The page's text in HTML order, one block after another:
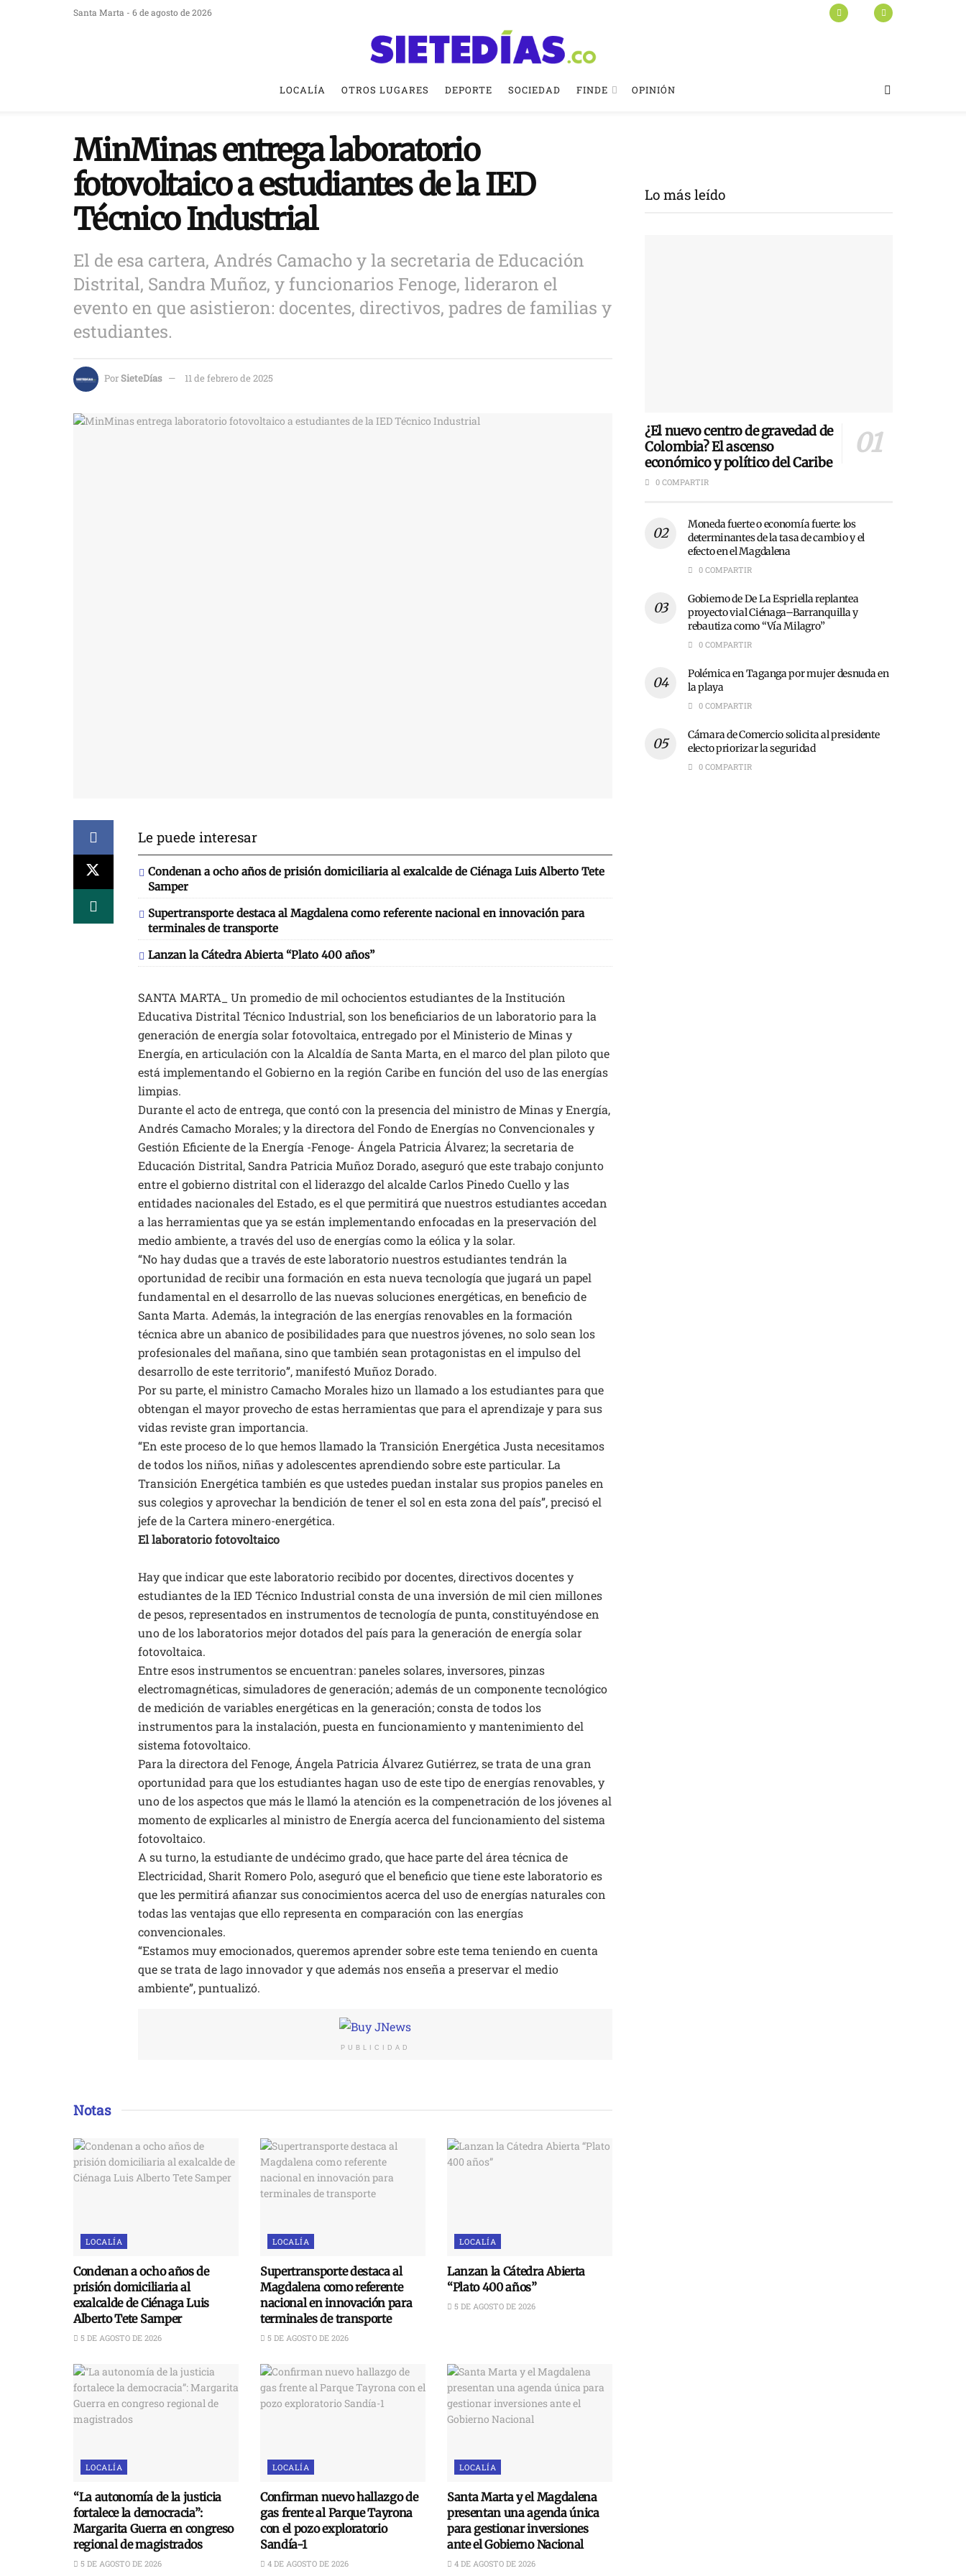
Santa Marta - 6 de agosto de 2026
LOCALÍA OTROS LUGARES DEPORTE SOCIEDAD FINDE OPINIÓN
MinMinas entrega laboratorio
fotovoltaico a estudiantes de la IED
Técnico Industrial
El de esa cartera, Andrés Camacho y la secretaria de Educación
Distrital, Sandra Muñoz, y funcionarios Fenoge, lideraron el
evento en que asistieron: docentes, directivos, padres de familias y
estudiantes.
PorSieteDías 11 de febrero de 2025
Le puede interesar
Condenan a ocho años de prisión domiciliaria al exalcalde de Ciénaga Luis Alberto Tete
Samper
Supertransporte destaca al Magdalena como referente nacional en innovación para
terminales de transporte
Lanzan la Cátedra Abierta “Plato 400 años”
SANTA MARTA_ Un promedio de mil ochocientos estudiantes de la Institución
Educativa Distrital Técnico Industrial, son los beneficiarios de un laboratorio para la
generación de energía solar fotovoltaica, entregado por el Ministerio de Minas y
Energía, en articulación con la Alcaldía de Santa Marta, en el marco del plan piloto que
está implementando el Gobierno en la región Caribe en función del uso de las energías
limpias.
Durante el acto de entrega, que contó con la presencia del ministro de Minas y Energía,
Andrés Camacho Morales; y la directora del Fondo de Energías no Convencionales y
Gestión Eficiente de la Energía -Fenoge- Ángela Patricia Álvarez; la secretaria de
Educación Distrital, Sandra Patricia Muñoz Dorado, aseguró que este trabajo conjunto
entre el gobierno distrital con el liderazgo del alcalde Carlos Pinedo Cuello y las
entidades nacionales del Estado, es el que permitirá que nuestros estudiantes accedan
a las herramientas que ya se están implementando enfocadas en la preservación del
medio ambiente, a través del uso de energías como la eólica y la solar.
“No hay dudas que a través de este laboratorio nuestros estudiantes tendrán la
oportunidad de recibir una formación en esta nueva tecnología que jugará un papel
fundamental en el desarrollo de las nuevas soluciones energéticas, en beneficio de
Santa Marta. Además, la integración de las energías renovables en la formación
técnica abre un abanico de posibilidades para que nuestros jóvenes, no solo sean los
profesionales del mañana, sino que también sean protagonistas en el impulso del
desarrollo de este territorio”, manifestó Muñoz Dorado.
Por su parte, el ministro Camacho Morales hizo un llamado a los estudiantes para que
obtengan el mayor provecho de estas herramientas que para el aprendizaje y para sus
vidas reviste gran importancia.
“En este proceso de lo que hemos llamado la Transición Energética Justa necesitamos
de todos los niños, niñas y adolescentes aprendiendo sobre este particular. La
Transición Energética también es que ustedes puedan instalar sus propios paneles en
sus colegios y aprovechar la bendición de tener el sol en esta zona del país”, precisó el
jefe de la Cartera minero-energética.
El laboratorio fotovoltaico
Hay que indicar que este laboratorio recibido por docentes, directivos docentes y
estudiantes de la IED Técnico Industrial consta de una inversión de mil cien millones
de pesos, representados en instrumentos de tecnología de punta, constituyéndose en
uno de los laboratorios mejor dotados del país para la generación de energía solar
fotovoltaica.
Entre esos instrumentos se encuentran: paneles solares, inversores, pinzas
electromagnéticas, simuladores de generación; además de un componente tecnológico
de medición de variables energéticas en la generación; consta de todos los
instrumentos para la instalación, puesta en funcionamiento y mantenimiento del
sistema fotovoltaico.
Para la directora del Fenoge, Ángela Patricia Álvarez Gutiérrez, se trata de una gran
oportunidad para que los estudiantes hagan uso de este tipo de energías renovables, y
uno de los aspectos que más le llamó la atención es la compenetración de los jóvenes al
momento de explicarles al ministro de Energía acerca del funcionamiento del sistema
fotovoltaico.
A su turno, la estudiante de undécimo grado, que hace parte del área técnica de
Electricidad, Sharit Romero Polo, aseguró que el beneficio que tiene este laboratorio es
que les permitirá afianzar sus conocimientos acerca del uso de energías naturales con
todas las ventajas que ello representa en comparación con las energías
convencionales.
“Estamos muy emocionados, queremos aprender sobre este tema teniendo en cuenta
que se trata de lago innovador y que además nos enseña a preservar el medio
ambiente”, puntualizó.
PUBLICIDAD
Notas
LOCALÍA
Condenan a ocho años de
prisión domiciliaria al
exalcalde de Ciénaga Luis
Alberto Tete Samper
5 DE AGOSTO DE 2026
LOCALÍA
Supertransporte destaca al
Magdalena como referente
nacional en innovación para
terminales de transporte
5 DE AGOSTO DE 2026
LOCALÍA
Lanzan la Cátedra Abierta
“Plato 400 años”
5 DE AGOSTO DE 2026
LOCALÍA
“La autonomía de la justicia
fortalece la democracia”:
Margarita Guerra en congreso
regional de magistrados
5 DE AGOSTO DE 2026
LOCALÍA
Confirman nuevo hallazgo de
gas frente al Parque Tayrona
con el pozo exploratorio
Sandía-1
4 DE AGOSTO DE 2026
LOCALÍA
Santa Marta y el Magdalena
presentan una agenda única
para gestionar inversiones
ante el Gobierno Nacional
4 DE AGOSTO DE 2026
Lo más leído
¿El nuevo centro de gravedad de
Colombia? El ascenso
económico y político del Caribe
0 COMPARTIR
Moneda fuerte o economía fuerte: los
determinantes de la tasa de cambio y el
efecto en el Magdalena
0 COMPARTIR
Gobierno de De La Espriella replantea
proyecto vial Ciénaga–Barranquilla y
rebautiza como “Vía Milagro”
0 COMPARTIR
Polémica en Taganga por mujer desnuda en
la playa
0 COMPARTIR
Cámara de Comercio solicita al presidente
electo priorizar la seguridad
0 COMPARTIR